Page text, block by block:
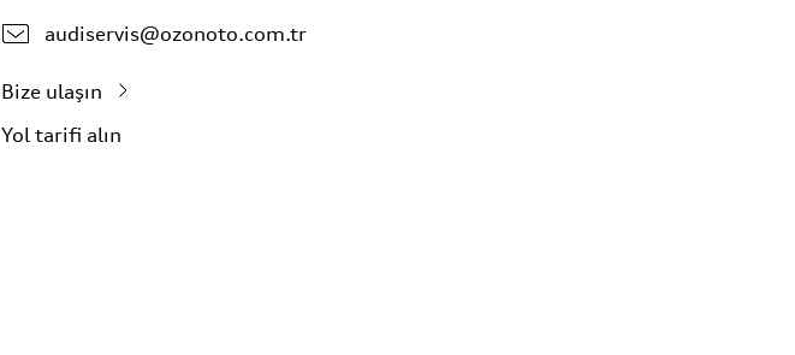
audiservis@ozonoto.com.tr
Bize ulaşın
Yol tarifi alın